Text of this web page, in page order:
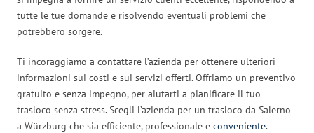
tutte le tue domande e risolvendo eventuali problemi che
potrebbero sorgere.
Ti incoraggiamo a contattare l’azienda per ottenere ulteriori
informazioni sui costi e sui servizi offerti. Offriamo un preventivo
gratuito e senza impegno, per aiutarti a pianificare il tuo
trasloco senza stress. Scegli l’azienda per un trasloco da Salerno
a Würzburg che sia efficiente, professionale e conveniente.